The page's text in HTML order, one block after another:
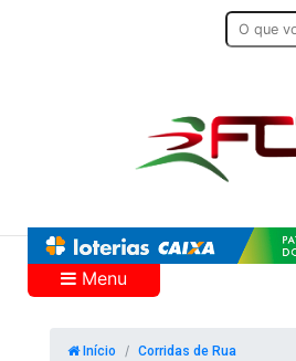
Menu
Início Corridas de Rua